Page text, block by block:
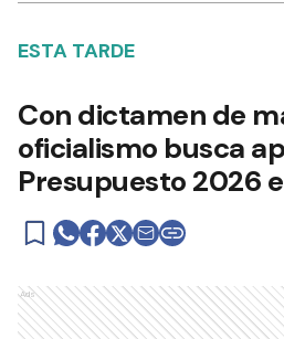
ESTA TARDE
Con dictamen de
oficialismo busca
Presupuesto 2026
Ads